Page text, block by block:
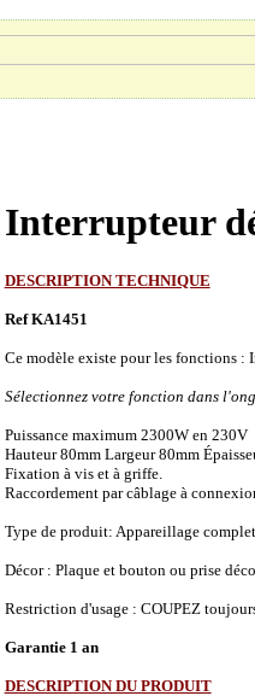
Interrupteur
DESCRIPTION TECHNIQUE
Ref KA1451
Ce modèle existe pour les fonctions :
Sélectionnez votre fonction dans
Puissance maximum 2300W en 230V
Hauteur 80mm Largeur 80mm
Fixation à vis et à griffe.
Raccordement par câblage à
Type de produit: Appareillage
Décor : Plaque et bouton ou prise
Restriction d'usage : COUPEZ
Garantie 1 an
DESCRIPTION DU PRODUIT